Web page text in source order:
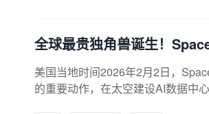
全球最贵独角兽诞生！
美国当地时间2026年2月2日，
的重要动作，在太空建设AI数据中